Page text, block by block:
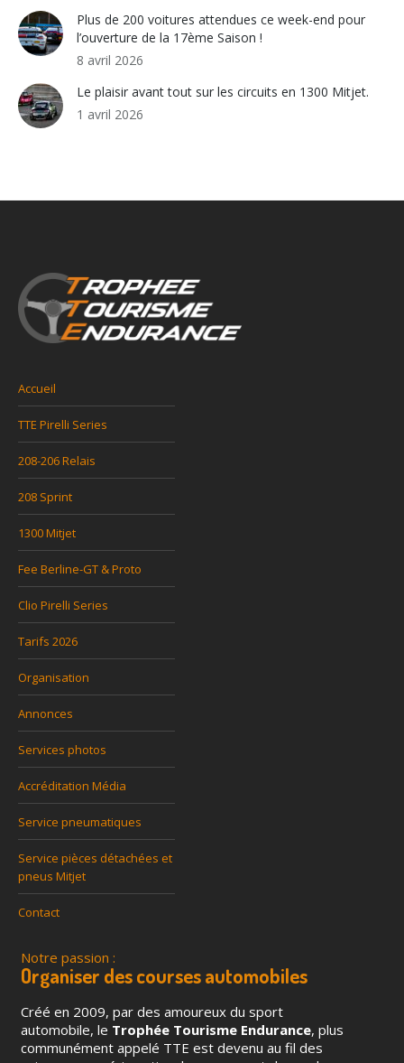
Plus de 200 voitures attendues ce week-end pour
l’ouverture de la 17ème Saison !
8 avril 2026
Le plaisir avant tout sur les circuits en 1300 Mitjet.
1 avril 2026
Accueil
TTE Pirelli Series
208-206 Relais
208 Sprint
1300 Mitjet
Fee Berline-GT & Proto
Clio Pirelli Series
Tarifs 2026
Organisation
Annonces
Services photos
Accréditation Média
Service pneumatiques
Service pièces détachées et
pneus Mitjet
Contact
Notre passion :
Organiser des courses automobiles
Créé en 2009, par des amoureux du sport
automobile, le Trophée Tourisme Endurance, plus
communément appelé TTE est devenu au fil des